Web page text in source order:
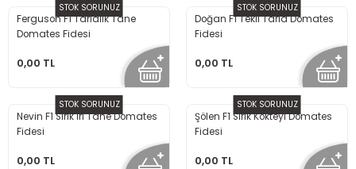
STOK SORUNUZ
Ferguson F1 Tarlalık Tane
Domates Fidesi
0,00 TL
STOK SORUNUZ
Doğan F1 Tekli Tarla Domates
Fidesi
0,00 TL
STOK SORUNUZ
Nevin F1 Sırık İri Tane Domates
Fidesi
0,00 TL
STOK SORUNUZ
Şölen F1 Sırık Kokteyl Domates
Fidesi
0,00 TL